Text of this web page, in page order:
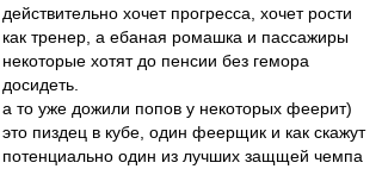
действительно хочет прогресса, хочет рости
как тренер, а ебаная ромашка и пассажиры
некоторые хотят до пенсии без гемора
досидеть.
а то уже дожили попов у некоторых феерит)
это пиздец в кубе, один феерщик и как скажут
потенциально один из лучших защщей чемпа